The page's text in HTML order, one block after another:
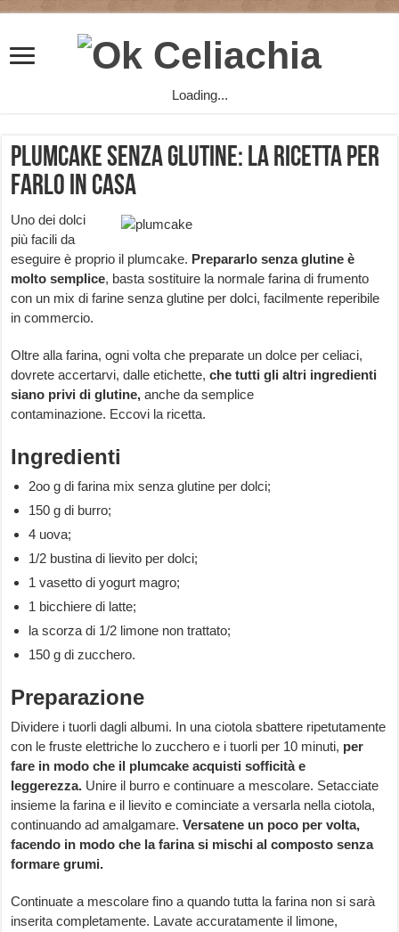
Loading...
Plumcake senza Glutine: la Ricetta per
farlo in Casa
Uno dei dolci
più facili da
eseguire è proprio il plumcake. Prepararlo senza glutine è
molto semplice, basta sostituire la normale farina di frumento
con un mix di farine senza glutine per dolci, facilmente reperibile
in commercio.
Oltre alla farina, ogni volta che preparate un dolce per celiaci,
dovrete accertarvi, dalle etichette,che tutti gli altri ingredienti
siano privi di glutine,anche da semplice
contaminazione. Eccovi la ricetta.
Ingredienti
2oo g di farina mix senza glutine per dolci;
150 g di burro;
4 uova;
1/2 bustina di lievito per dolci;
1 vasetto di yogurt magro;
1 bicchiere di latte;
la scorza di 1/2 limone non trattato;
150 g di zucchero.
Preparazione
Dividere i tuorli dagli albumi. In una ciotola sbattere ripetutamente
con le fruste elettriche lo zucchero e i tuorli per 10 minuti, per
fare in modo che il plumcake acquisti sofficità e
leggerezza. Unire il burro e continuare a mescolare. Setacciate
insieme la farina e il lievito e cominciate a versarla nella ciotola,
continuando ad amalgamare.Versatene un poco per volta,
facendo in modo che la farina si mischi al composto senza
formare grumi.
Continuate a mescolare fino a quando tutta la farina non si sarà
inserita completamente. Lavate accuratamente il limone,